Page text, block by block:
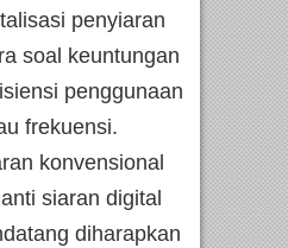
penyiaran
soal keuntungan
penggunaan
frekuensi.
konvensional
siaran digital
diharapkan